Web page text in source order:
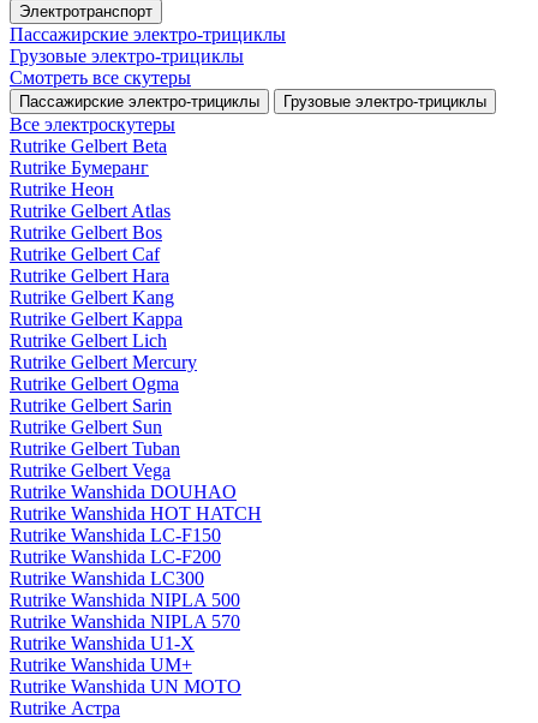
Электротранспорт
Пассажирские электро‑трициклы
Грузовые электро‑трициклы
Смотреть все скутеры
Пассажирские электро‑трициклы Грузовые электро‑трициклы
Все электро­скутеры
Rutrike Gelbert Beta
Rutrike Бумеранг
Rutrike Неон
Rutrike Gelbert Atlas
Rutrike Gelbert Bos
Rutrike Gelbert Caf
Rutrike Gelbert Hara
Rutrike Gelbert Kang
Rutrike Gelbert Kappa
Rutrike Gelbert Lich
Rutrike Gelbert Mercury
Rutrike Gelbert Ogma
Rutrike Gelbert Sarin
Rutrike Gelbert Sun
Rutrike Gelbert Tuban
Rutrike Gelbert Vega
Rutrike Wanshida DOUHAO
Rutrike Wanshida HOT HATCH
Rutrike Wanshida LC-F150
Rutrike Wanshida LC-F200
Rutrike Wanshida LC300
Rutrike Wanshida NIPLA 500
Rutrike Wanshida NIPLA 570
Rutrike Wanshida U1-X
Rutrike Wanshida UM+
Rutrike Wanshida UN MOTO
Rutrike Астра